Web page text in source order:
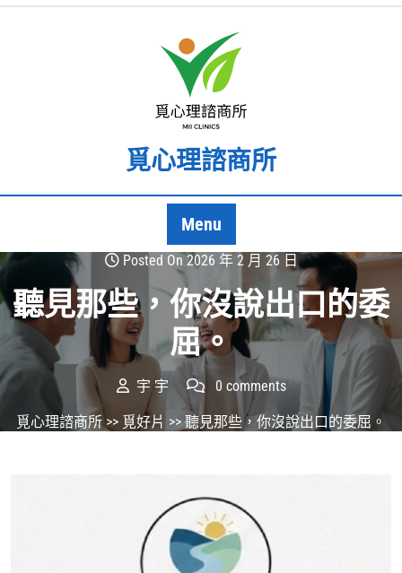
Skip
覓心理諮商所
Menu
Posted On 2026 年 2 月 26 日
聽見那些，你沒說出口的委
屈。
宇 宇 0 comments
覓心理諮商所 >> 覓好片 >> 聽見那些，你沒說出口的委屈。